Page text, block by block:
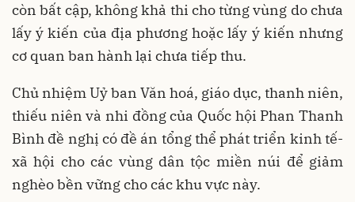
còn bất cập, không khả thi cho từng vùng do chưa
lấy ý kiến của địa phương hoặc lấy ý kiến nhưng
cơ quan ban hành lại chưa tiếp thu.
Chủ nhiệm Uỷ ban Văn hoá, giáo dục, thanh niên,
thiếu niên và nhi đồng của Quốc hội Phan Thanh
Bình đề nghị có đề án tổng thể phát triển kinh tế-
xã hội cho các vùng dân tộc miền núi để giảm
nghèo bền vững cho các khu vực này.